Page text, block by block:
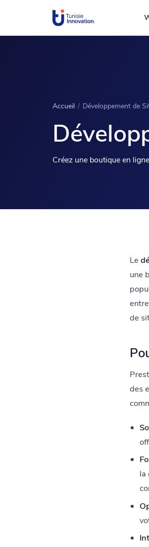
Accueil / Développement de
Créez une boutique en
Le
une
de
des
la